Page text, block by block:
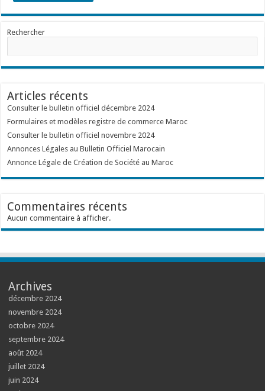
Rechercher
Articles récents
Consulter le bulletin officiel décembre 2024
Formulaires et modèles registre de commerce Maroc
Consulter le bulletin officiel novembre 2024
Annonces Légales au Bulletin Officiel Marocain
Annonce Légale de Création de Société au Maroc
Commentaires récents
Aucun commentaire à afficher.
Archives
décembre 2024
novembre 2024
octobre 2024
septembre 2024
août 2024
juillet 2024
juin 2024